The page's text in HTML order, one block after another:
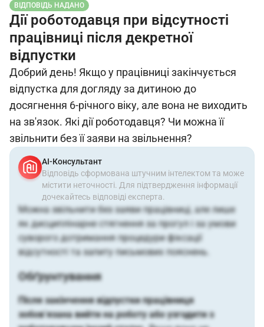
ВІДПОВІДЬ НАДАНО
Дії роботодавця при відсутності
працівниці після декретної
відпустки
Добрий день! Якщо у працівниці закінчується
відпустка для догляду за дитиною до
досягнення 6-річного віку, але вона не виходить
на зв'язок. Які дії роботодавця? Чи можна її
звільнити без її заяви на звільнення?
АІ-Консультант
Відповідь сформована штучним інтелектом та може
містити неточності. Для підтвердження інформації
дочекайтесь відповіді експерта.
Можна звільнити без заяви працівниці, але лише
як дисциплінарне стягнення за прогул і за умови
суворого дотримання процедури фіксації
відсутності та запиту письмових пояснень.
Обґрунтування
Після закінчення відпустки працівниця
зобов’язана вийти на роботу або узгодити з